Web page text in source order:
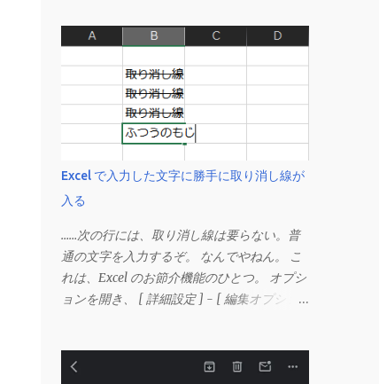
Excel で入力した文字に勝手に取り消し線が
入る
……次の行には、取り消し線は要らない。普
通の文字を入力するぞ。 なんでやねん。 こ
れは、Excel のお節介機能のひとつ。 オプシ
ョンを開き、 [ 詳細設定 ] - [ 編集オプショ
能は、同じ形式（この場合は取り消し線）が